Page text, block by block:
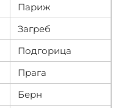
Париж
Загреб
Подгорица
Прага
Берн